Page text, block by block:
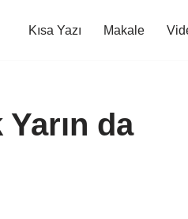
Kısa Yazı Makale
da